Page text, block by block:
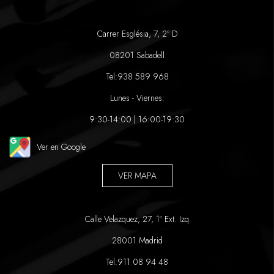
Carrer Església, 7, 2º D
08201 Sabadell
Tel:938 589 968
Lunes - Viernes:
9:30-14:00 | 16:00-19:30
Ver en Google
VER MAPA
Calle Velazquez, 27, 1º Ext. Izq
28001 Madrid
Tel:911 08 94 48